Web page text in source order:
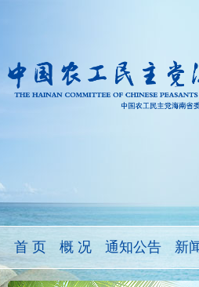
首 页 概 况 通知公告 新